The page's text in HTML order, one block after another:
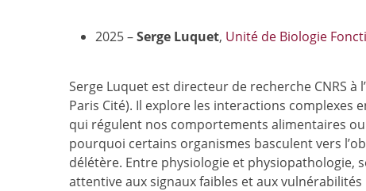
2025 –Serge Luquet, Unité de Biologie
Serge Luquet est directeur de recherche CNRS
Paris Cité). Il explore les interactions complexes
qui régulent nos comportements alimentaires
pourquoi certains organismes basculent vers
délétère. Entre physiologie et physiopathologie,
attentive aux signaux faibles et aux